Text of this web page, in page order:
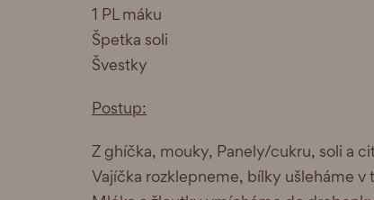
1 PL máku
Špetka soli
Švestky
Postup:
Z ghíčka, mouky, Panely/cukru, soli a
Vajíčka rozklepneme, bílky ušleháme